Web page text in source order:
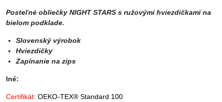
Posteľné obliečky NIGHT STARS s ružovými hviezdičkami na
bielom podklade.
Slovenský výrobok
Hviezdičky
Zapínanie na zips
Iné:
Certifikát: OEKO-TEX® Standard 100